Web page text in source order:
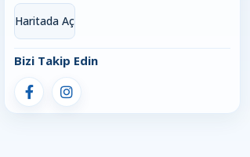
Haritada Aç
Bizi Takip Edin